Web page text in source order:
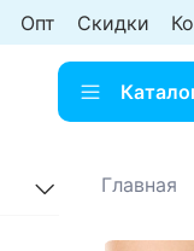
Опт Скидки
Главная